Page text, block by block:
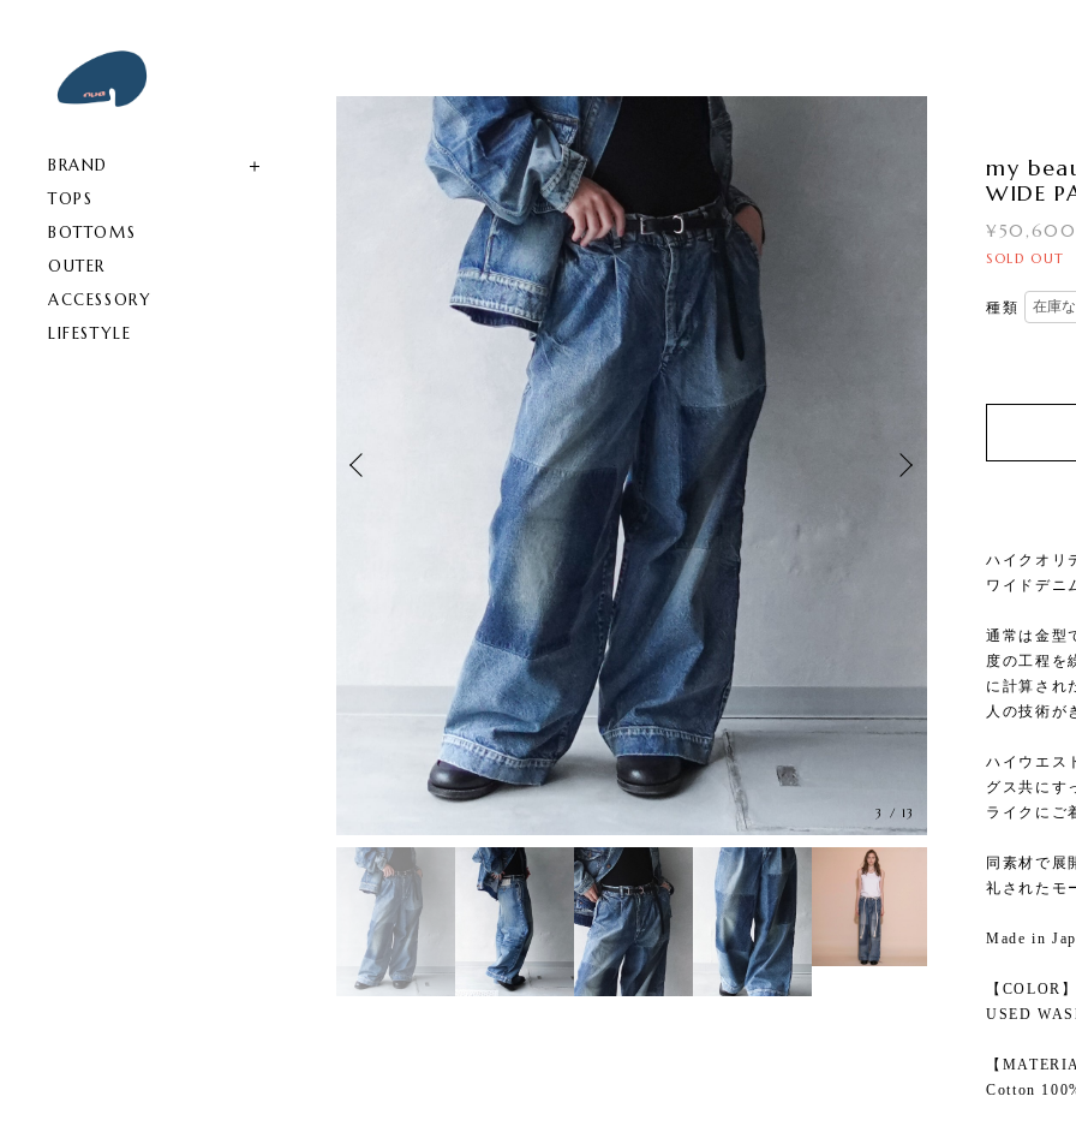
BRAND
TOPS
BOTTOMS
OUTER
ACCESSORY
LIFESTYLE
3 / 13
my
WIDE
¥50,600
SOLD OUT
種類
ハイクオリ
ワイドデニ
通常は金型
度の工程を
に計算され
人の技術が
ハイウエス
グス共にす
ライクにご
同素材で展
礼されたモ
Made in
【COLOR】
USED
【
Cotton